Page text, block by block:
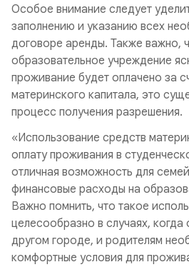
Особое внимание следует
заполнению и указанию всех
договоре аренды. Также важно,
образовательное учреждение
проживание будет оплачено за
материнского капитала, это
процесс получения разрешения.
«Использование средств
оплату проживания в
отличная возможность для
финансовые расходы на
Важно помнить, что такое
целесообразно в случаях, когда
другом городе, и родителям
комфортные условия для